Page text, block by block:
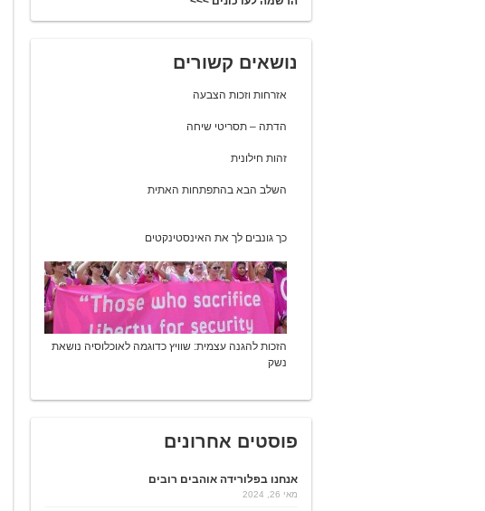
נושאים קשורים
אזרחות וזכות הצבעה
הדתה – תסריטי שיחה
זהות חילונית
השלב הבא בהתפתחות האתית
כך גונבים לך את האינסטינקטים
הזכות להגנה עצמית: שוויץ כדוגמה לאוכלוסיה נושאת
נשק
פוסטים אחרונים
אנחנו בפלורידה אוהבים רובים
מאי 26, 2024